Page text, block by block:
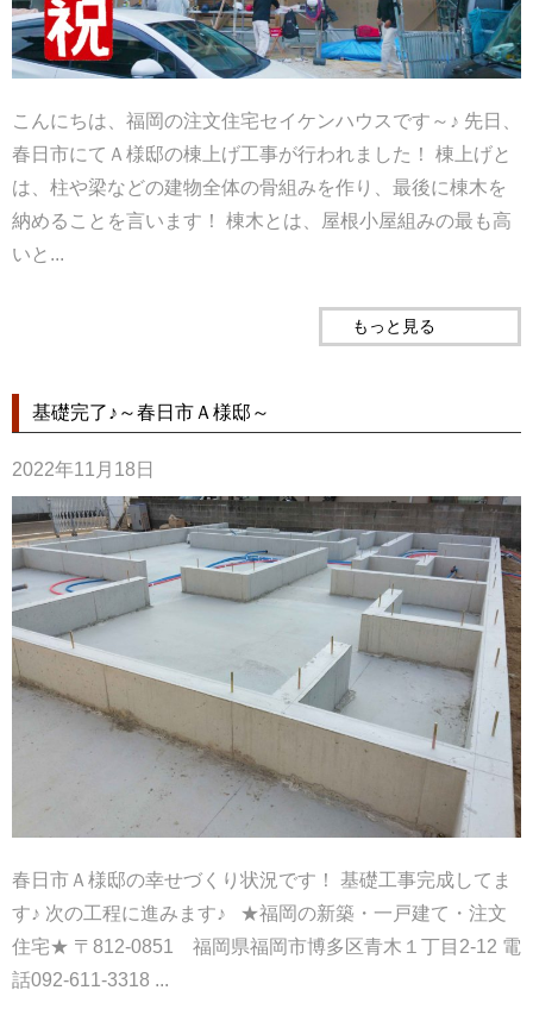
こんにちは、福岡の注文住宅セイケンハウスです～♪ 先日、
春日市にてＡ様邸の棟上げ工事が行われました！ 棟上げと
は、柱や梁などの建物全体の骨組みを作り、最後に棟木を
納めることを言います！ 棟木とは、屋根小屋組みの最も高
いと...
もっと見る
基礎完了♪～春日市Ａ様邸～
2022年11月18日
春日市Ａ様邸の幸せづくり状況です！ 基礎工事完成してま
す♪ 次の工程に進みます♪ ★福岡の新築・一戸建て・注文
住宅★ 〒812-0851 福岡県福岡市博多区青木１丁目2-12 電
話092-611-3318 ...